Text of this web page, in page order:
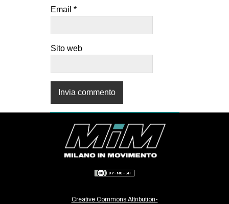
Email *
Sito web
Creative Commons Attribution-